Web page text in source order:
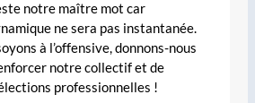
notre maître mot car
ne sera pas instantanée.
à l’offensive, donnons-nous
notre collectif et de
professionnelles !